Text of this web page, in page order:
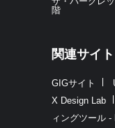
階
関連サイト
GIGサイト
X Design Lab
ィングツール -